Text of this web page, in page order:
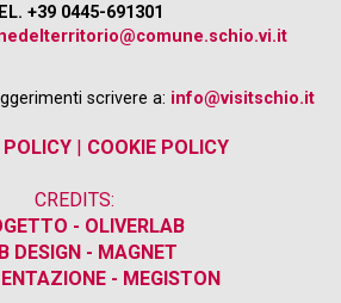
+39 0445-691301
scrivere a: info@visitschio.it
POLICY| COOKIE POLICY
CREDITS:
- OLIVERLAB
DESIGN - MAGNET
- MEGISTON